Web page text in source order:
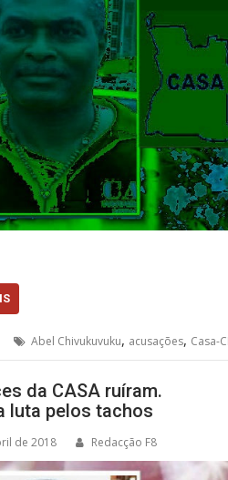
Abel Chivukuvuku, acusações, Casa-
da CASA ruíram.
luta pelos tachos
de 2018 Redacção F8